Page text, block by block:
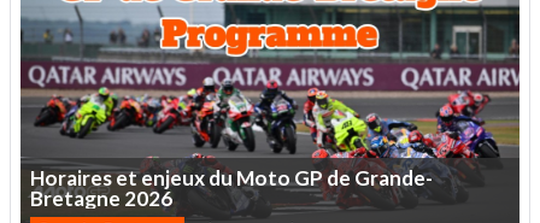
HorairesetenjeuxduMotoGPdeGrande-
Bretagne 2026